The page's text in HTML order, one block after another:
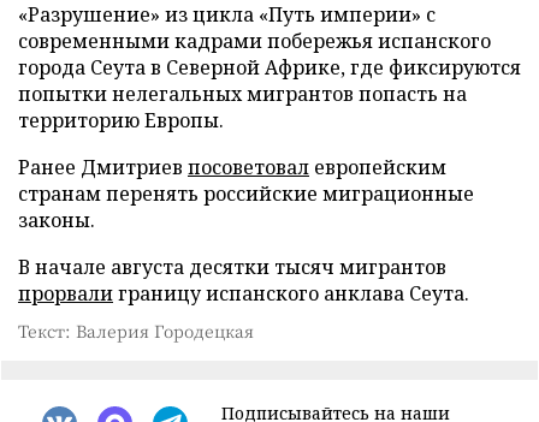
«Разрушение» из цикла «Путь империи» с
современными кадрами побережья испанского
города Сеута в Северной Африке, где фиксируются
попытки нелегальных мигрантов попасть на
территорию Европы.
Ранее Дмитриев посоветовал европейским
странам перенять российские миграционные
законы.
В начале августа десятки тысяч мигрантов
прорвалиграницу испанского анклава Сеута.
Текст: Валерия Городецкая
Подписывайтесь на наши